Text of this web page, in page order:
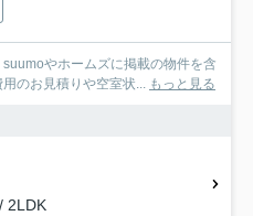
やホームズに掲載の物件を含
のお見積りや空室状... もっと見る
2LDK